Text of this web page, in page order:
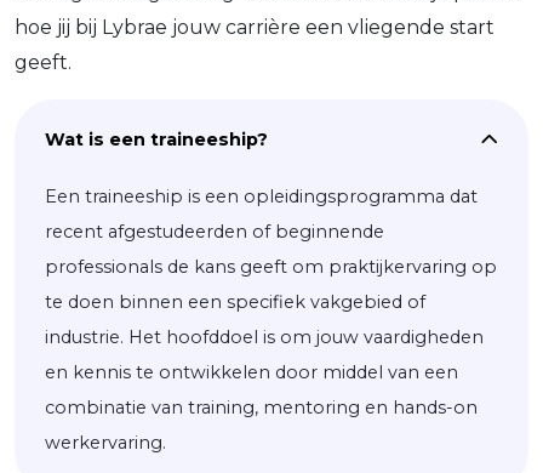
hoe jij bij Lybrae jouw carrière een vliegende start
geeft.
Wat is een traineeship?
Een traineeship is een opleidingsprogramma dat
recent afgestudeerden of beginnende
professionals de kans geeft om praktijkervaring op
te doen binnen een specifiek vakgebied of
industrie. Het hoofddoel is om jouw vaardigheden
en kennis te ontwikkelen door middel van een
combinatie van training, mentoring en hands-on
werkervaring.